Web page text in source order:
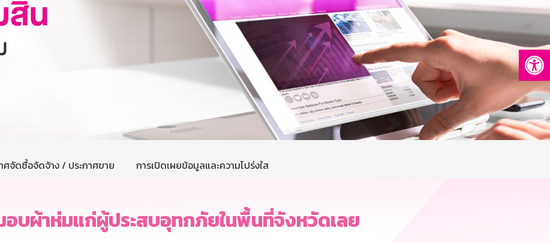
ศจัดซื้อจัดจ้าง / ประกาศขาย การเปิดเผยข้อมูลและความโปร่งใส
บผ้าห่มแก่ผู้ประสบอุทกภัยในพื้นที่จังหวัดเลย